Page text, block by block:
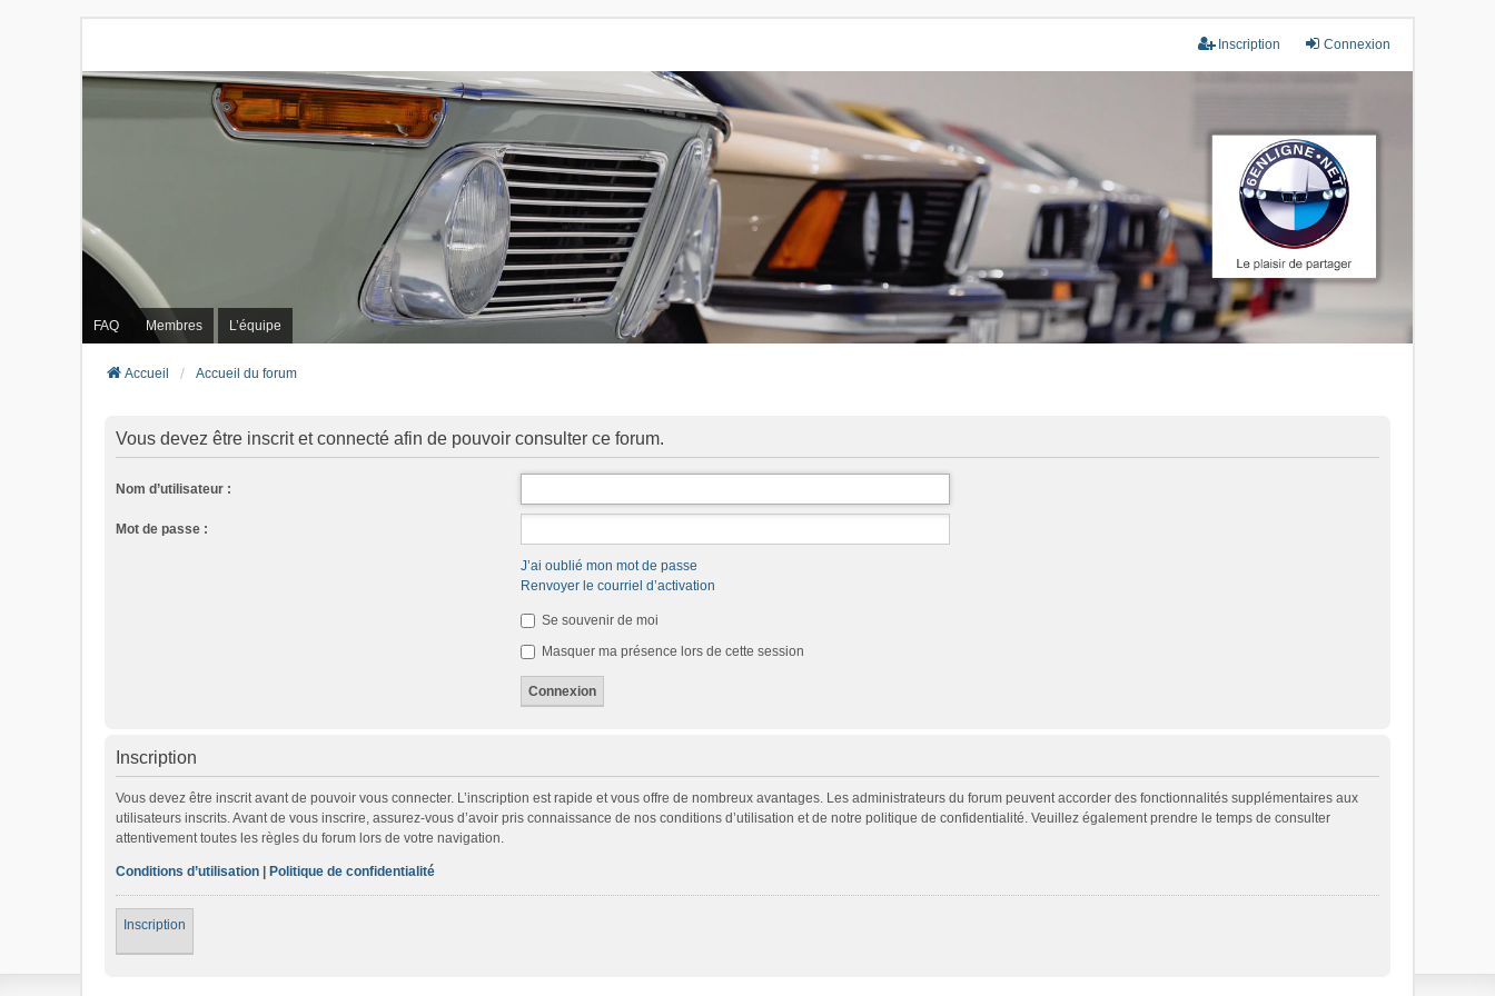
Connexion
Inscription
FAQ Membres L’équipe
Accueil Accueil du forum
Vous devez être inscrit et connecté afin de pouvoir consulter ce forum.
Nom d’utilisateur :
Mot de passe :
J’ai oublié mon mot de passe
Renvoyer le courriel d’activation
Se souvenir de moi
Masquer ma présence lors de cette session
Inscription
Vous devez être inscrit avant de pouvoir vous connecter. L’inscription est rapide et vous offre de nombreux avantages. Les administrateurs du forum peuvent accorder des fonctionnalités supplémentaires aux
utilisateurs inscrits. Avant de vous inscrire, assurez-vous d’avoir pris connaissance de nos conditions d’utilisation et de notre politique de confidentialité. Veuillez également prendre le temps de consulter
attentivement toutes les règles du forum lors de votre navigation.
Conditions d’utilisation Politique de confidentialité
Inscription